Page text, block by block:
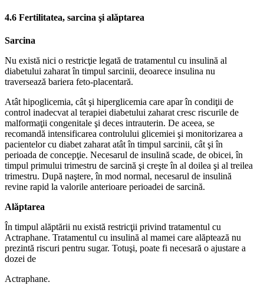
4.6 Fertilitatea, sarcina şi alăptarea
Sarcina
Nu există nici o restricţie legată de tratamentul cu insulină al
diabetului zaharat în timpul sarcinii, deoarece insulina nu
traversează bariera feto-placentară.
Atât hipoglicemia, cât şi hiperglicemia care apar în condiţii de
control inadecvat al terapiei diabetului zaharat cresc riscurile de
malformaţii congenitale şi deces intrauterin. De aceea, se
recomandă intensificarea controlului glicemiei şi monitorizarea a
pacientelor cu diabet zaharat atât în timpul sarcinii, cât şi în
perioada de concepţie. Necesarul de insulină scade, de obicei, în
timpul primului trimestru de sarcină şi creşte în al doilea şi al treilea
trimestru. După naştere, în mod normal, necesarul de insulină
revine rapid la valorile anterioare perioadei de sarcină.
Alăptarea
În timpul alăptării nu există restricţii privind tratamentul cu
Actraphane. Tratamentul cu insulină al mamei care alăptează nu
prezintă riscuri pentru sugar. Totuşi, poate fi necesară o ajustare a
dozei de
Actraphane.